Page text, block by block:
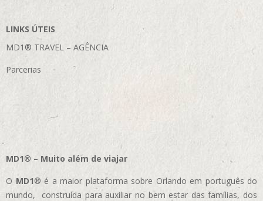
LINKS ÚTEIS
MD1® TRAVEL – AGÊNCIA
Parcerias
MD1® – Muito além de viajar
O MD1® é a maior plataforma sobre Orlando em português do
mundo, construída para auxiliar no bem estar das famílias, dos